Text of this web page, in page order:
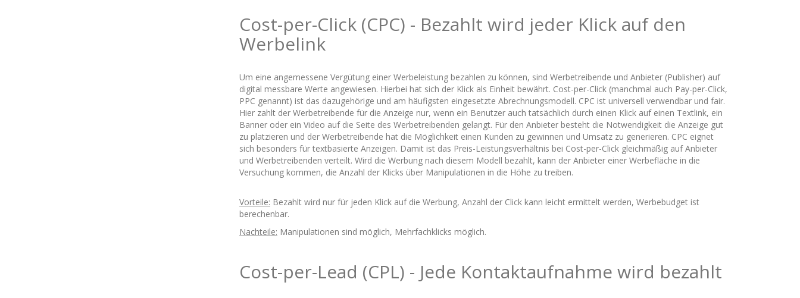
Cost-per-Click (CPC) - Bezahlt wird jeder Klick auf den
Werbelink
Um eine angemessene Vergütung einer Werbeleistung bezahlen zu können, sind Werbetreibende und Anbieter (Publisher) auf
digital messbare Werte angewiesen. Hierbei hat sich der Klick als Einheit bewährt. Cost-per-Click (manchmal auch Pay-per-Click,
PPC genannt) ist das dazugehörige und am häufigsten eingesetzte Abrechnungsmodell. CPC ist universell verwendbar und fair.
Hier zahlt der Werbetreibende für die Anzeige nur, wenn ein Benutzer auch tatsächlich durch einen Klick auf einen Textlink, ein
Banner oder ein Video auf die Seite des Werbetreibenden gelangt. Für den Anbieter besteht die Notwendigkeit die Anzeige gut
zu platzieren und der Werbetreibende hat die Möglichkeit einen Kunden zu gewinnen und Umsatz zu generieren. CPC eignet
sich besonders für textbasierte Anzeigen. Damit ist das Preis-Leistungsverhältnis bei Cost-per-Click gleichmäßig auf Anbieter
und Werbetreibenden verteilt. Wird die Werbung nach diesem Modell bezahlt, kann der Anbieter einer Werbefläche in die
Versuchung kommen, die Anzahl der Klicks über Manipulationen in die Höhe zu treiben.
Vorteile: Bezahlt wird nur für jeden Klick auf die Werbung, Anzahl der Click kann leicht ermittelt werden, Werbebudget ist
berechenbar.
Nachteile: Manipulationen sind möglich, Mehrfachklicks möglich.
Cost-per-Lead (CPL) - Jede Kontaktaufnahme wird bezahlt